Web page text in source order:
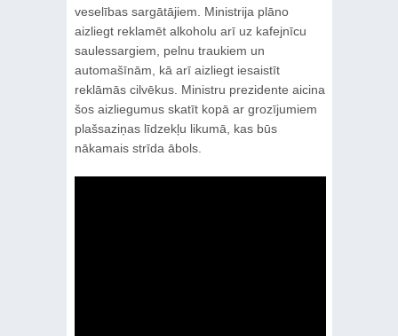
veselības sargātājiem. Ministrija plāno
aizliegt reklamēt alkoholu arī uz kafejnīcu
saulessargiem, pelnu traukiem un
automašīnām, kā arī aizliegt iesaistīt
reklāmās cilvēkus. Ministru prezidente aicina
šos aizliegumus skatīt kopā ar grozījumiem
plašsaziņas līdzekļu likumā, kas būs
nākamais strīda ābols.